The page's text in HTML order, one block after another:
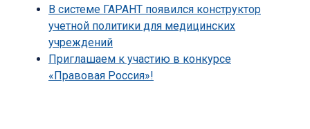
В системе ГАРАНТ появился конструктор
учетной политики для медицинских
учреждений
Приглашаем к участию в конкурсе
«Правовая Россия»!